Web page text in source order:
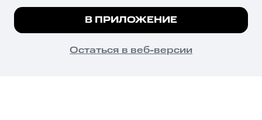
психотропных веществ, их аналогов причиняет вред здоровью,
их незаконный оборот запрещён и влечёт установленную
законодательством ответственность.
© 2026 ООО «КИОН».
Все права защищены
Мы используем куки, чтобы на сайте все
Подробнее
ПОНЯТНО
В ПРИЛОЖЕНИЕ
Остаться в веб-версии